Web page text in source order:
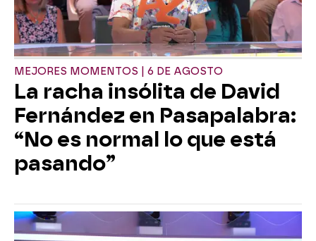
MEJORES MOMENTOS | 6 DE AGOSTO
La racha insólita de David
Fernández en Pasapalabra:
“No es normal lo que está
pasando”